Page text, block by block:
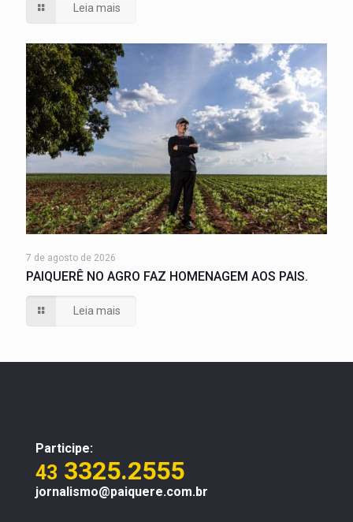
Leia mais
7 de agosto de 2026
PAIQUERÊ NO AGRO FAZ HOMENAGEM AOS PAIS.
Leia mais
Participe:
43 3325.2555
jornalismo@paiquere.com.br